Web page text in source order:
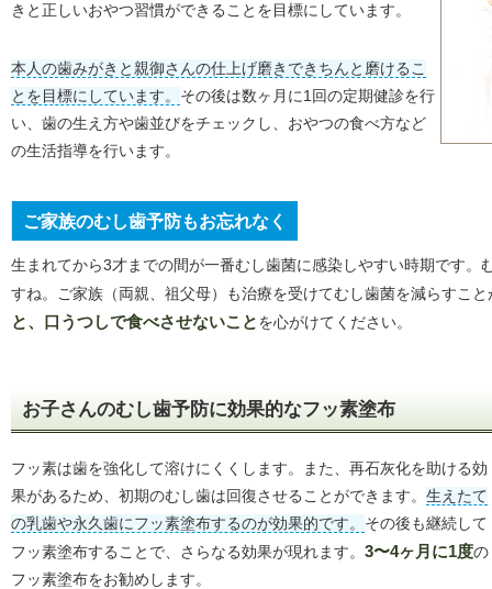
きと正しいおやつ習慣ができることを目標にしています。
本人の歯みがきと親御さんの仕上げ磨きできちんと磨けるこ
とを目標にしています。 その後は数ヶ月に1回の定期健診を行
い、歯の生え方や歯並びをチェックし、おやつの食べ方など
の生活指導を行います。
ご家族のむし歯予防もお忘れなく
生まれてから3才までの間が一番むし歯菌に感染しやすい時期です。
すね。ご家族（両親、祖父母）も治療を受けてむし歯菌を減らすこ
と、口うつしで食べさせないことを心がけてください。
お子さんのむし歯予防に効果的なフッ素塗布
フッ素は歯を強化して溶けにくくします。また、再石灰化を助ける効
果があるため、初期のむし歯は回復させることができます。 生えたて
の乳歯や永久歯にフッ素塗布するのが効果的です。 その後も継続して
フッ素塗布することで、さらなる効果が現れます。 3〜4ヶ月に1度の
フッ素塗布をお勧めします。